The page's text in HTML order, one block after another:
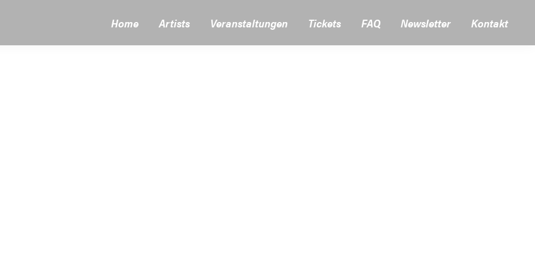
Home Artists Veranstaltungen Tickets FAQ Newsletter Kontakt